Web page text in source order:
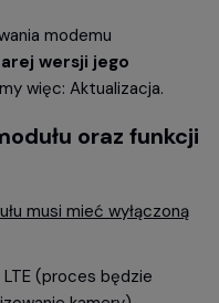
modemu
wersji jego
więc: Aktualizacja.
oraz funkcji
musi mieć wyłączoną
(proces będzie